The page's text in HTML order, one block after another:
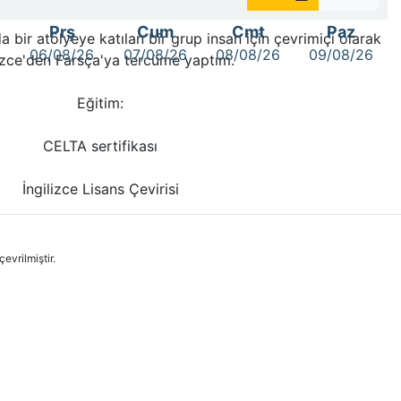
bir atölyeye katılan bir grup insan için çevrimiçi olarak
Farsça'ya tercüme yaptım.
Eğitim:
CELTA sertifikası
İngilizce Lisans Çevirisi
Prş
06/08/26
Cum
07/08/26
Cmt
08/08/26
Paz
09/08/26